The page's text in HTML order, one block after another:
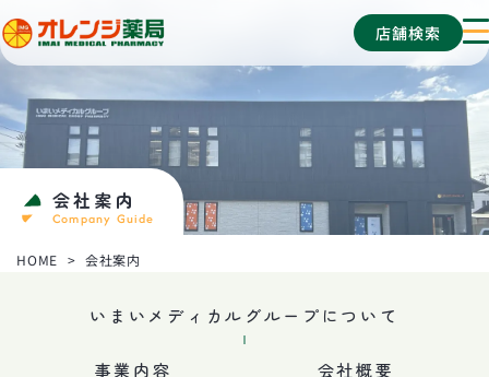
い
ま
い
メ
デ
店舗検索
メ
ニ
ュ
ー
を
開
閉
会社案内
Company Guide
HOME 会社案内
いまいメディカルグループについて
事業内容 会社概要